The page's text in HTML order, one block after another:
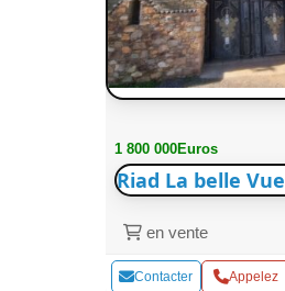
1 800 000Euros
Riad La belle Vue
en vente
Contacter Appelez